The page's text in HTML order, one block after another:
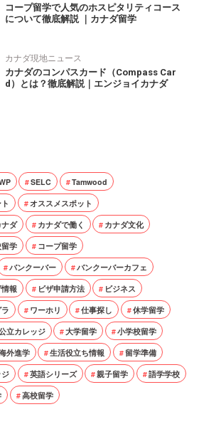
コープ留学で人気のホスピタリティコース
について徹底解説 ｜カナダ留学
カナダ現地ニュース
カナダのコンパスカード（Compass Car
d）とは？徹底解説｜エンジョイカナダ
SELC
Tamwood
オススメスポット
ナダ カナダで働く
カナダ文化
学
コープ留学
バンクーバー
バンクーバーカフェ
報 ビザ申請方法
ビジネス
ワーホリ 仕事探し
休学留学
立カレッジ 大学留学
小学校留学
外進学 生活役立ち情報
留学準備
英語シリーズ 親子留学
語学学校
高校留学